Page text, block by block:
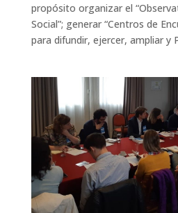
propósito organizar el
Social”; generar “Centros de
para difundir, ejercer, ampliar y